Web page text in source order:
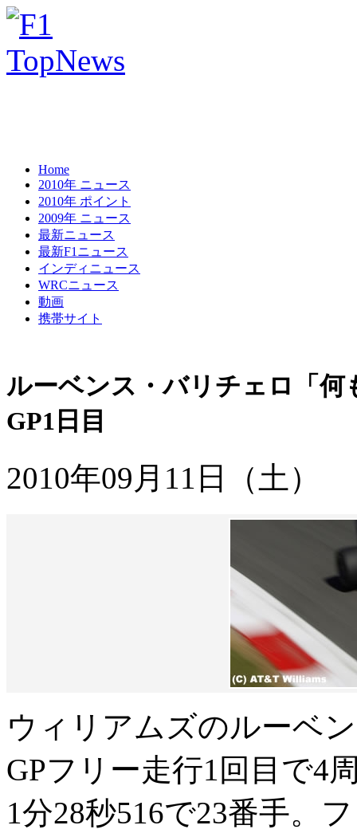
Home
2010年 ニュース
2010年 ポイント
2009年 ニュース
最新ニュース
最新F1ニュース
インディニュース
WRCニュース
動画
携帯サイト
ルーベンス・バリチェロ「
GP1日目
2010年09月11日（土）
ウィリアムズのルーベ
GPフリー走行1回目で4
1分28秒516で23番手。